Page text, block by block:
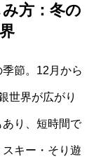
方：冬の
節。12月から
世界が広がり
り、短時間で
キー・そり遊